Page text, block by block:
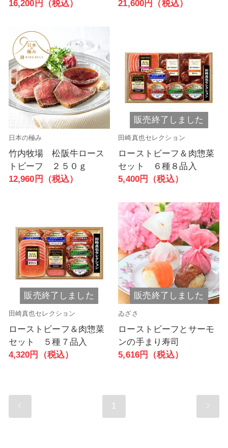
16,200円（税込） 21,600円（税込）
日本の極み
竹内牧場 松阪牛ロース
トビーフ ２５０ｇ
12,960円（税込）
販売終了しました
田崎真也セレクション
ローストビーフ＆肉惣菜
セット ６種８品入
5,400円（税込）
販売終了しました
田崎真也セレクション
ローストビーフ＆肉惣菜
セット ５種７品入
4,320円（税込）
販売終了しました
ゐざさ
ローストビーフとサーモ
ンの手まり寿司
5,616円（税込）
1